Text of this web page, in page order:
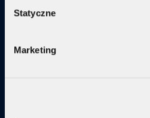
Statyczne
Marketing
Internet + plan komórkowy
Małe firmy